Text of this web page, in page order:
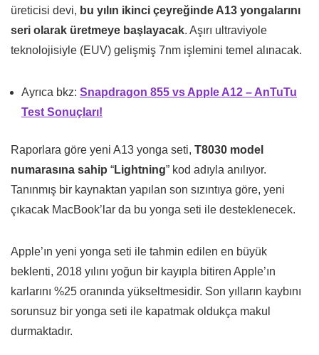
üreticisi devi, bu yılın ikinci çeyreğinde A13 yongalarını
seri olarak üretmeye başlayacak. Aşırı ultraviyole
teknolojisiyle (EUV) gelişmiş 7nm işlemini temel alınacak.
Ayrıca bkz: Snapdragon 855 vs Apple A12 – AnTuTu
Test Sonuçları!
Raporlara göre yeni A13 yonga seti, T8030 model
numarasına sahip “Lightning” kod adıyla anılıyor.
Tanınmış bir kaynaktan yapılan son sızıntıya göre, yeni
çıkacak MacBook’lar da bu yonga seti ile desteklenecek.
Apple’ın yeni yonga seti ile tahmin edilen en büyük
beklenti, 2018 yılını yoğun bir kayıpla bitiren Apple’ın
karlarını %25 oranında yükseltmesidir. Son yılların kaybını
sorunsuz bir yonga seti ile kapatmak oldukça makul
durmaktadır.